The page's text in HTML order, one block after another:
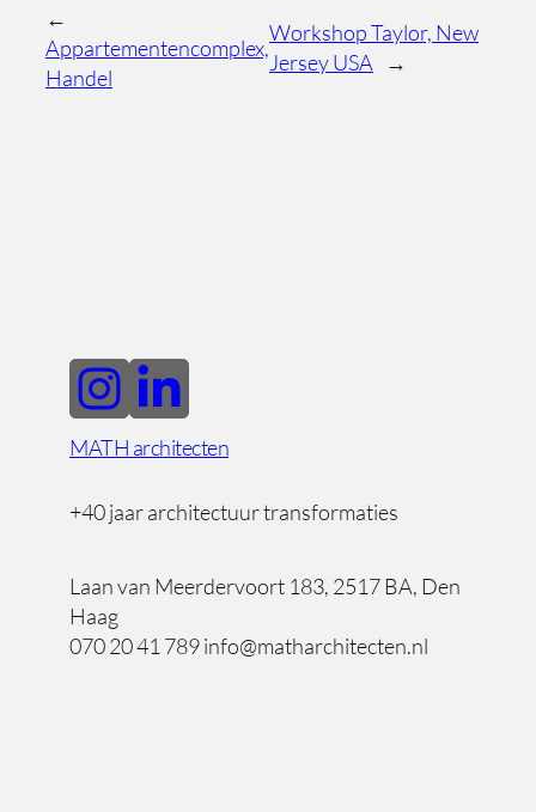
←
Appartementencomplex,
Handel
Workshop Taylor, New
Jersey USA
→
MATH architecten
+40 jaar architectuur transformaties
Laan van Meerdervoort 183, 2517 BA, Den
Haag
070 20 41 789 info@matharchitecten.nl